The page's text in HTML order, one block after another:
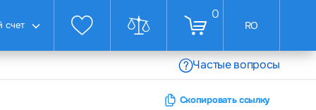
счет
0
RO
Частые вопросы
Скопировать ссылку